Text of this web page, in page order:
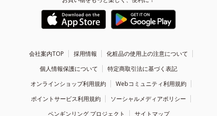
会社案内TOP 採用情報
化粧品の使用上の注意について
個人情報保護について
特定商取引法に基づく表記
オンラインショップ利用規約
Webコミュニティ利用規約
ポイントサービス利用規約
ソーシャルメディアポリシー
ペンギンリング プロジェクト
サイトマップ